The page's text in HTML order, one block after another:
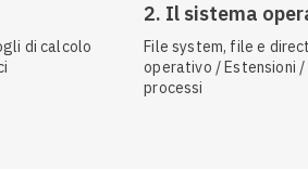
di calcolo
2. Il sistema
File system, file e
operativo / Estensioni /
processi